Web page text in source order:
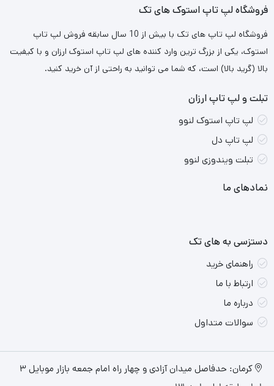
فروشگاه لپ تاپ استوک های تک
فروشگاه لپ تاپ های تک با بیش از 10 سال سابقه فروش لپ تاپ
استوک، یکی از بزرگ ترین وارد کننده های لپ تاپ استوک ارزان و با کیفیت
بالا (گرید بالا) است، که شما می توانید به راحتی از آن خرید کنید.
تبلت و لپ تاپ ارزان
لپ تاپ استوک لنوو
لپ تاپ دل
تبلت ویندوزی لنوو
نمادهای ما
دستزسی به های تک
راهنمای خرید
ارتباط با ما
درباره ما
سوالات متداول
کرمان: حدفاصل میدان آزادی و چهار راه امام جمعه بازار موبایل ۳